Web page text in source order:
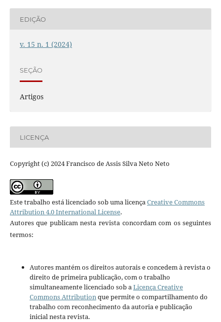
EDIÇÃO
v. 15 n. 1 (2024)
SEÇÃO
Artigos
LICENÇA
Copyright (c) 2024 Francisco de Assis Silva Neto Neto
Este trabalho está licenciado sob uma licençaCreative Commons
Attribution 4.0 International License.
Autores que publicam nesta revista concordam com os seguintes
termos:
Autores mantém os direitos autorais e concedem à revista o
direito de primeira publicação, com o trabalho
simultaneamente licenciado sob aLicença Creative
Commons Attributionque permite o compartilhamento do
trabalho com reconhecimento da autoria e publicação
inicial nesta revista.